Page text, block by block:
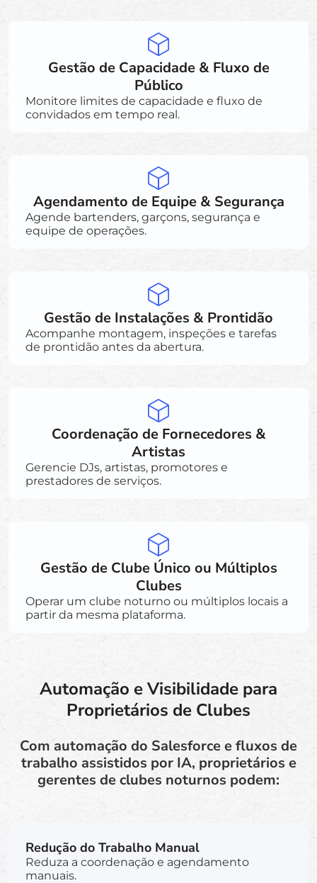
Gestão de Capacidade & Fluxo de
Público
Monitore limites de capacidade e fluxo de
convidados em tempo real.
Agendamento de Equipe & Segurança
Agende bartenders, garçons, segurança e
equipe de operações.
Gestão de Instalações & Prontidão
Acompanhe montagem, inspeções e tarefas
de prontidão antes da abertura.
Coordenação de Fornecedores &
Artistas
Gerencie DJs, artistas, promotores e
prestadores de serviços.
Gestão de Clube Único ou Múltiplos
Clubes
Operar um clube noturno ou múltiplos locais a
partir da mesma plataforma.
Automação e Visibilidade para
Proprietários de Clubes
Com automação do Salesforce e fluxos de
trabalho assistidos por IA, proprietários e
gerentes de clubes noturnos podem:
Redução do Trabalho Manual
Reduza a coordenação e agendamento
manuais.